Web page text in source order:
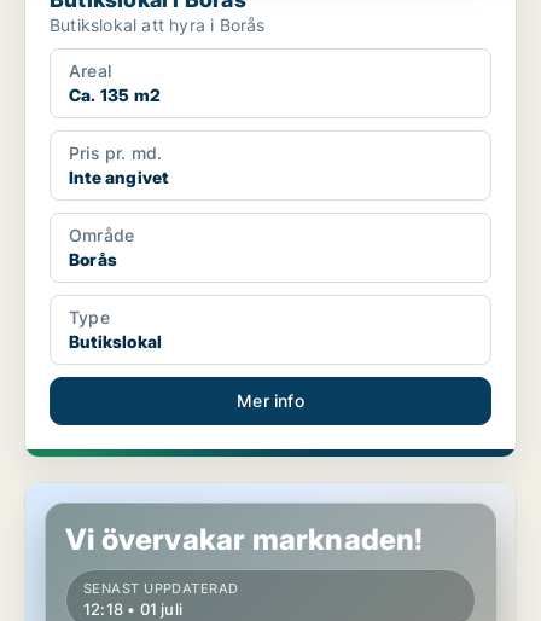
Butikslokal att hyra i Borås
Areal
Ca. 135 m2
Pris pr. md.
Inte angivet
Område
Borås
Type
Butikslokal
Mer info
Butikslokal i Borås
Vi övervakar marknaden!
SENAST UPPDATERAD
12:18 • 01 juli